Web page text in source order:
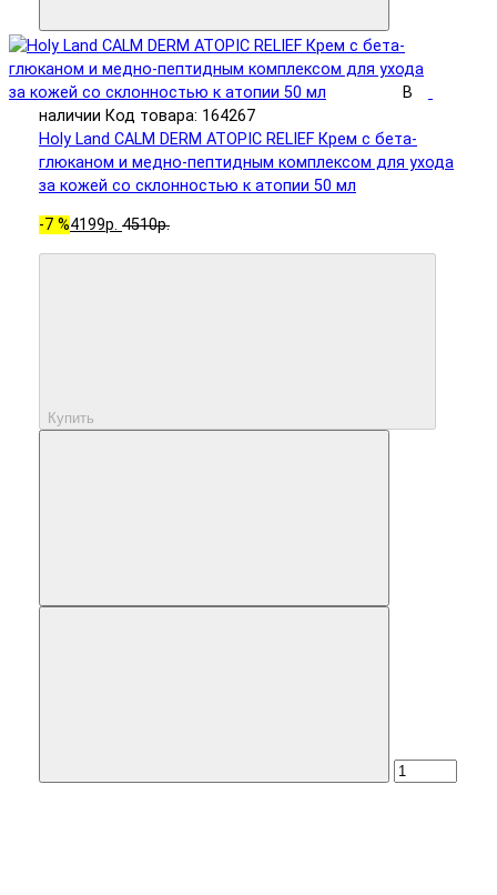
В
наличии Код товара: 164267
Holy Land CALM DERM ATOPIC RELIEF Крем с бета-
глюканом и медно-пептидным комплексом для ухода
за кожей со склонностью к атопии 50 мл
-7 %4199р. 4510р.
Купить